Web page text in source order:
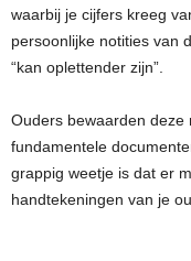
waarbij je cijfers kreeg
persoonlijke notities van
“kan oplettender zijn”.
Ouders bewaarden deze
fundamentele
grappig weetje is dat er
handtekeningen van je